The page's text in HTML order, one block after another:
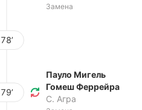
Замена
78’
79’
Пауло Мигель
Гомеш Феррейра
С. Агра